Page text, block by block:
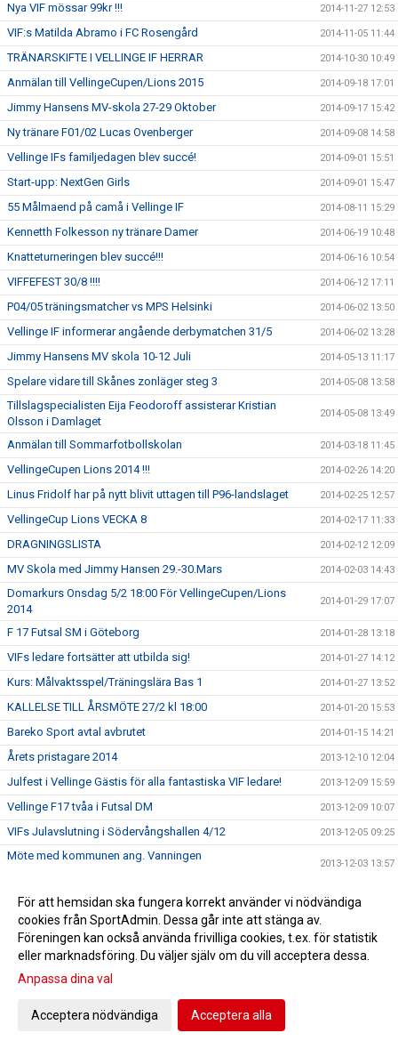
Nya VIF mössar 99kr !!! 2014-11-27 12:53
VIF:s Matilda Abramo i FC Rosengård 2014-11-05 11:44
TRÄNARSKIFTE I VELLINGE IF HERRAR 2014-10-30 10:49
Anmälan till VellingeCupen/Lions 2015 2014-09-18 17:01
Jimmy Hansens MV-skola 27-29 Oktober 2014-09-17 15:42
Ny tränare F01/02 Lucas Ovenberger 2014-09-08 14:58
Vellinge IFs familjedagen blev succé! 2014-09-01 15:51
Start-upp: NextGen Girls 2014-09-01 15:47
55 Målmaend på camå i Vellinge IF 2014-08-11 15:29
Kennetth Folkesson ny tränare Damer 2014-06-19 10:48
Knatteturneringen blev succé!!! 2014-06-16 10:54
VIFFEFEST 30/8 !!!! 2014-06-12 17:11
P04/05 träningsmatcher vs MPS Helsinki 2014-06-02 13:50
Vellinge IF informerar angående derbymatchen 31/5 2014-06-02 13:28
Jimmy Hansens MV skola 10-12 Juli 2014-05-13 11:17
Spelare vidare till Skånes zonläger steg 3 2014-05-08 13:58
Tillslagspecialisten Eija Feodoroff assisterar Kristian
Olsson i Damlaget
2014-05-08 13:49
Anmälan till Sommarfotbollskolan 2014-03-18 11:45
VellingeCupen Lions 2014 !!! 2014-02-26 14:20
Linus Fridolf har på nytt blivit uttagen till P96-landslaget 2014-02-25 12:57
VellingeCup Lions VECKA 8 2014-02-17 11:33
DRAGNINGSLISTA 2014-02-12 12:09
MV Skola med Jimmy Hansen 29.-30.Mars 2014-02-03 14:43
Domarkurs Onsdag 5/2 18:00 För VellingeCupen/Lions
2014
2014-01-29 17:07
F 17 Futsal SM i Göteborg 2014-01-28 13:18
VIFs ledare fortsätter att utbilda sig! 2014-01-27 14:12
Kurs: Målvaktsspel/Träningslära Bas 1 2014-01-27 13:52
KALLELSE TILL ÅRSMÖTE 27/2 kl 18:00 2014-01-20 15:53
Bareko Sport avtal avbrutet 2014-01-15 14:21
Årets pristagare 2014 2013-12-10 12:04
Julfest i Vellinge Gästis för alla fantastiska VIF ledare! 2013-12-09 15:59
Vellinge F17 tvåa i Futsal DM 2013-12-09 10:07
VIFs Julavslutning i Södervångshallen 4/12 2013-12-05 09:25
Möte med kommunen ang. Vanningen
2013-12-03 13:57
Ännu en F15 spelare uttagen till Skånes breddläger 2013-12-02 10:32
Skånes Fotbollsförbund har valt ut Vellinge IF
Matilda Abramo F 98 uttagen till Skånes breddläger 2013-11-27 15:13
KVALMATCH 2 MOT FBK BALKAN
För att hemsidan ska fungera korrekt använder vi nödvändiga
cookies från SportAdmin. Dessa går inte att stänga av.
Föreningen kan också använda frivilliga cookies, t.ex. för statistik
eller marknadsföring. Du väljer själv om du vill acceptera dessa.
Anpassa dina val
Acceptera nödvändiga Acceptera alla